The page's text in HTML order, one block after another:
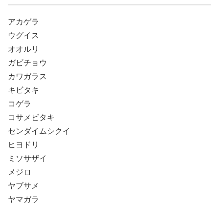
アカゲラ
ウグイス
オオルリ
ガビチョウ
カワガラス
キビタキ
コゲラ
コサメビタキ
センダイムシクイ
ヒヨドリ
ミソサザイ
メジロ
ヤブサメ
ヤマガラ